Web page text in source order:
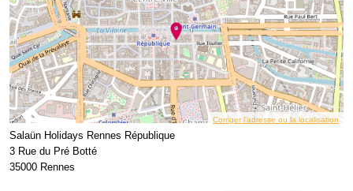
Corriger l’adresse ou la localisation
Salaün Holidays Rennes République
3 Rue du Pré Botté
35000 Rennes